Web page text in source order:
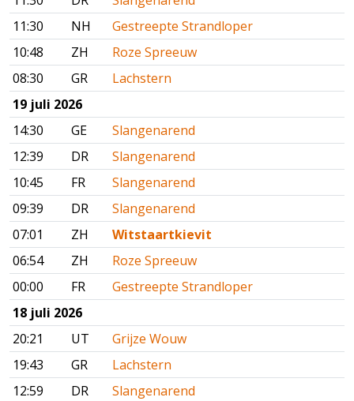
11:30
NH
Gestreepte Strandloper
10:48
ZH
Roze Spreeuw
08:30
GR
Lachstern
19 juli 2026
14:30
GE
Slangenarend
12:39
DR
Slangenarend
10:45
FR
Slangenarend
09:39
DR
Slangenarend
07:01
ZH
Witstaartkievit
06:54
ZH
Roze Spreeuw
00:00
FR
Gestreepte Strandloper
18 juli 2026
20:21
UT
Grijze Wouw
19:43
GR
Lachstern
12:59
DR
Slangenarend